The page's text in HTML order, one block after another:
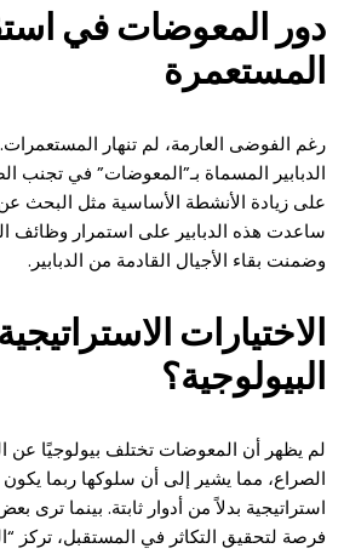
دور المعوضات في
المستعمرة
رغم الفوضى العارمة، لم تنهار
الدبابير المسماة بـ”المعوضات” في تجنب
على زيادة الأنشطة الأساسية مثل البحث
ساعدت هذه الدبابير على استمرار وظائف
وضمنت بقاء الأجيال القادمة من الدبابير.
الاختيارات
البيولوجية؟
لم يظهر أن المعوضات تختلف بيولوجيًا عن
الصراع، مما يشير إلى أن سلوكها ربما يكون
استراتيجية بدلاً من أدوار ثابتة. بينما ترى
فرصة لتحقيق التكاثر في المستقبل، تركز